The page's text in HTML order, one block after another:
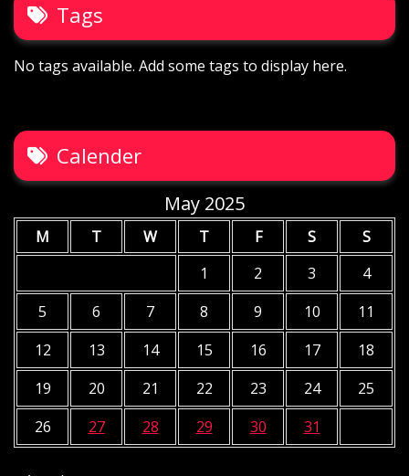
Tags
No tags available. Add some tags to display here.
Calender
May 2025
M T W T F S
S
1
2 3
4
5
6 7 8 9 10
11
12
13 14 15 16 17
18
19
20 21 22 23 24
25
26
27 28 29 30 31